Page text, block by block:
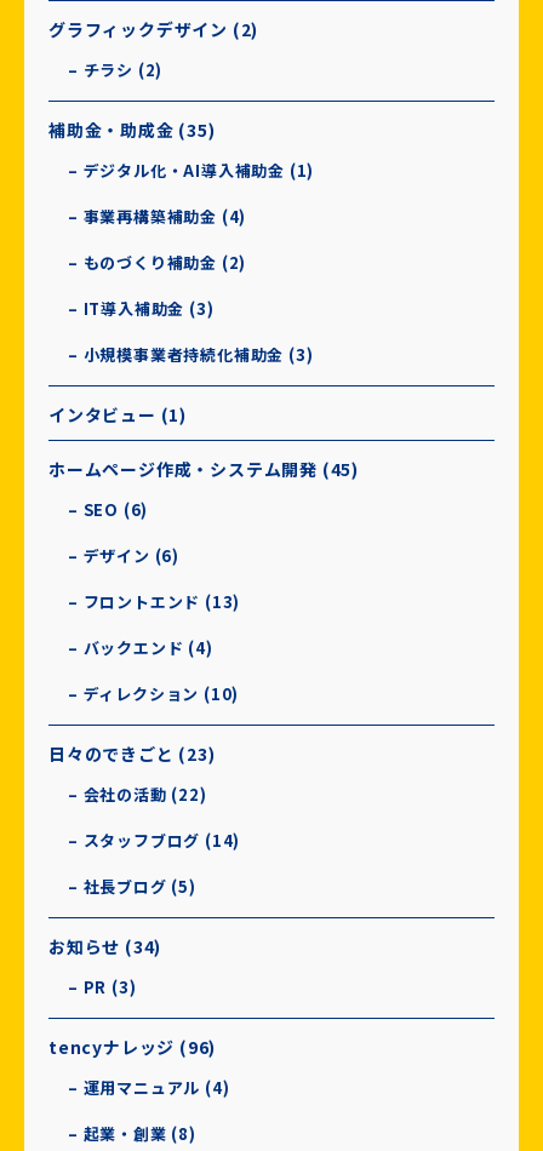
グラフィックデザイン (2)
– チラシ (2)
補助金・助成金 (35)
– デジタル化・AI導入補助金 (1)
– 事業再構築補助金 (4)
– ものづくり補助金 (2)
– IT導入補助金 (3)
– 小規模事業者持続化補助金 (3)
インタビュー (1)
ホームページ作成・システム開発 (45)
– SEO (6)
– デザイン (6)
– フロントエンド (13)
– バックエンド (4)
– ディレクション (10)
日々のできごと (23)
– 会社の活動 (22)
– スタッフブログ (14)
– 社長ブログ (5)
お知らせ (34)
– PR (3)
tencyナレッジ (96)
– 運用マニュアル (4)
– 起業・創業 (8)